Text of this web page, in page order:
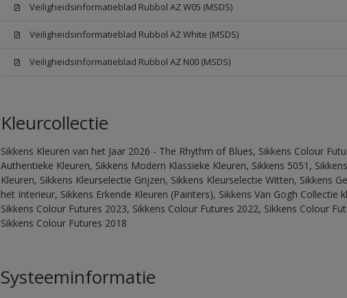
Veiligheidsinformatieblad Rubbol AZ W05 (MSDS)
Veiligheidsinformatieblad Rubbol AZ White (MSDS)
Veiligheidsinformatieblad Rubbol AZ N00 (MSDS)
Kleurcollectie
Sikkens Kleuren van het Jaar 2026 - The Rhythm of Blues, Sikkens Colour
Authentieke Kleuren, Sikkens Modern Klassieke Kleuren, Sikkens 5051,
Kleuren, Sikkens Kleurselectie Grijzen, Sikkens Kleurselectie Witten, Sikkens
het Interieur, Sikkens Erkende Kleuren (Painters), Sikkens Van Gogh Collectie
Sikkens Colour Futures 2023, Sikkens Colour Futures 2022, Sikkens Colour
Sikkens Colour Futures 2018
Systeeminformatie